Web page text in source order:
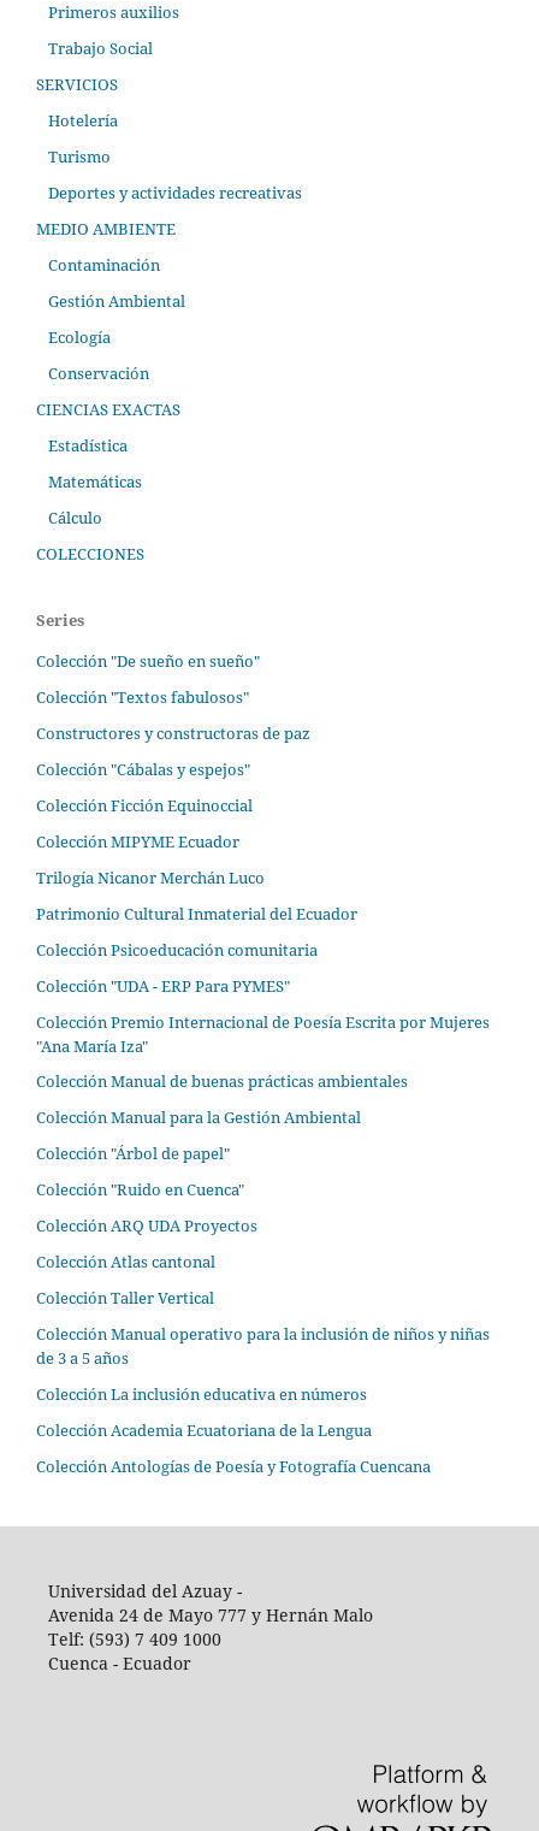
Primeros auxilios
Trabajo Social
SERVICIOS
Hotelería
Turismo
Deportes y actividades recreativas
MEDIO AMBIENTE
Contaminación
Gestión Ambiental
Ecología
Conservación
CIENCIAS EXACTAS
Estadística
Matemáticas
Cálculo
COLECCIONES
Series
Colección "De sueño en sueño"
Colección "Textos fabulosos"
Constructores y constructoras de paz
Colección "Cábalas y espejos"
Colección Ficción Equinoccial
Colección MIPYME Ecuador
Trilogía Nicanor Merchán Luco
Patrimonio Cultural Inmaterial del Ecuador
Colección Psicoeducación comunitaria
Colección "UDA - ERP Para PYMES"
Colección Premio Internacional de Poesía Escrita por Mujeres
"Ana María Iza"
Colección Manual de buenas prácticas ambientales
Colección Manual para la Gestión Ambiental
Colección "Árbol de papel"
Colección "Ruido en Cuenca"
Colección ARQ UDA Proyectos
Colección Atlas cantonal
Colección Taller Vertical
Colección Manual operativo para la inclusión de niños y niñas
de 3 a 5 años
Colección La inclusión educativa en números
Colección Academia Ecuatoriana de la Lengua
Colección Antologías de Poesía y Fotografía Cuencana
Universidad del Azuay -
Avenida 24 de Mayo 777 y Hernán Malo
Telf: (593) 7 409 1000
Cuenca - Ecuador